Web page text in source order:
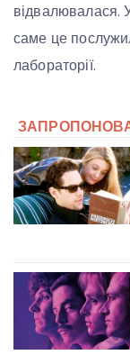
відвалювалася.
саме це
лабораторії.